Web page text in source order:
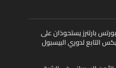
بارتنرز يستحوذان على
التابع لدوري البيسبول